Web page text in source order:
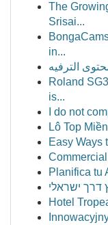
The
Srisai...
in...
Roland
is...
I do not
Lô Top
Easy Ways
Planifica tu
דרך ישראלי
Hotel